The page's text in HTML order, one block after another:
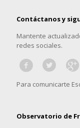
Contáctanos y
Mantente
redes sociales.
Para comunicarte
Observatorio de